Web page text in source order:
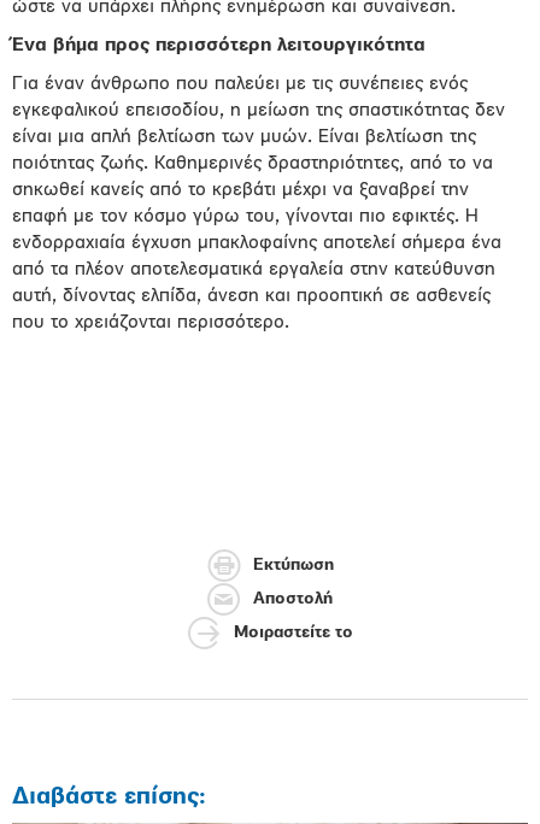
ώστε να υπάρχει πλήρης ενημέρωση και συναίνεση.
Ένα βήμα προς περισσότερη λειτουργικότητα
Για έναν άνθρωπο που παλεύει με τις συνέπειες ενός
εγκεφαλικού επεισοδίου, η μείωση της σπαστικότητας δεν
είναι μια απλή βελτίωση των μυών. Είναι βελτίωση της
ποιότητας ζωής. Καθημερινές δραστηριότητες, από το να
σηκωθεί κανείς από το κρεβάτι μέχρι να ξαναβρεί την
επαφή με τον κόσμο γύρω του, γίνονται πιο εφικτές. Η
ενδορραχιαία έγχυση μπακλοφαίνης αποτελεί σήμερα ένα
από τα πλέον αποτελεσματικά εργαλεία στην κατεύθυνση
αυτή, δίνοντας ελπίδα, άνεση και προοπτική σε ασθενείς
που το χρειάζονται περισσότερο.
Εκτύπωση
Αποστολή
Μοιραστείτε το
Διαβάστε επίσης: